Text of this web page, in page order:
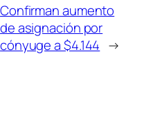
Confirman aumento
de asignación por
cónyuge a $4.144 →